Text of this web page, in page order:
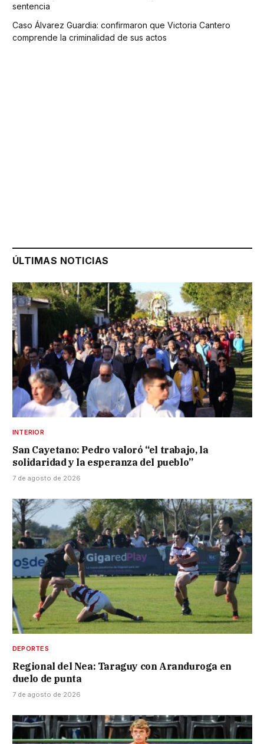
sentencia
Caso Álvarez Guardia: confirmaron que Victoria Cantero
comprende la criminalidad de sus actos
ÚLTIMAS NOTICIAS
INTERIOR
San Cayetano: Pedro valoró “el trabajo, la
solidaridad y la esperanza del pueblo”
7 de agosto de 2026
DEPORTES
Regional del Nea: Taraguy con Aranduroga en
duelo de punta
7 de agosto de 2026